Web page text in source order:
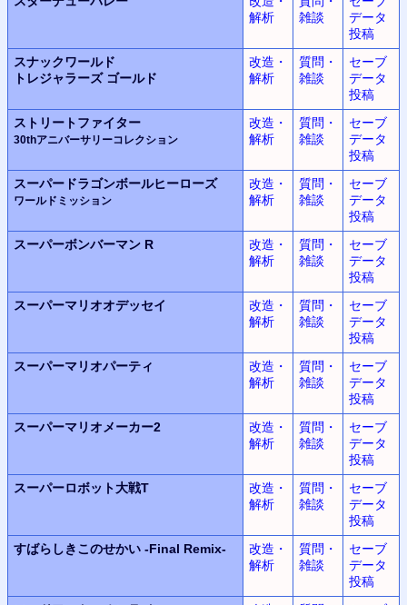
解析
雑談
データ
投稿
スナックワールド
トレジャラーズ ゴールド
改造・
解析
質問・
雑談
セーブ
データ
投稿
ストリートファイター
30thアニバーサリーコレクション
改造・
解析
質問・
雑談
セーブ
データ
投稿
スーパードラゴンボールヒーローズ
ワールドミッション
改造・
解析
質問・
雑談
セーブ
データ
投稿
スーパーボンバーマン R
改造・
解析
質問・
雑談
セーブ
データ
投稿
スーパーマリオオデッセイ
改造・
解析
質問・
雑談
セーブ
データ
投稿
スーパーマリオパーティ
改造・
解析
質問・
雑談
セーブ
データ
投稿
スーパーマリオメーカー2
改造・
解析
質問・
雑談
セーブ
データ
投稿
スーパーロボット大戦T
改造・
解析
質問・
雑談
セーブ
データ
投稿
すばらしきこのせかい -Final Remix-
改造・
解析
質問・
雑談
セーブ
データ
投稿